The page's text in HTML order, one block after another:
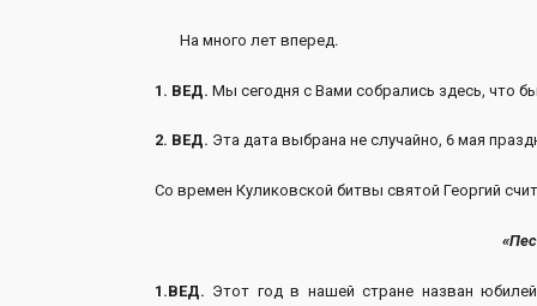
На много лет вперед.
1. ВЕД. Мы сегодня с Вами собрались здесь, что
2. ВЕД. Эта дата выбрана не случайно, 6 мая
Со времен Куликовской битвы святой Георгий
1.ВЕД. Этот год в нашей стране назван